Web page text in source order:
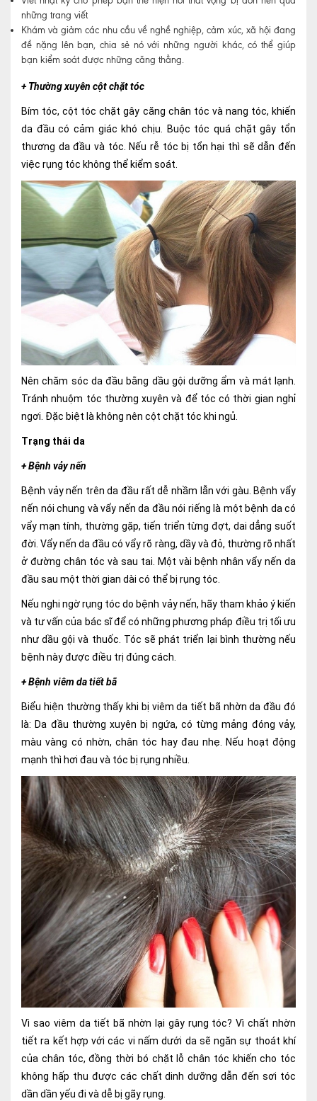
những trang viết
Khám và giảm các nhu cầu về nghề nghiệp, cảm xúc, xã hội đang
đề nặng lên bạn, chia sẻ nó với những người khác, có thể giúp
bạn kiểm soát được những căng thẳng.
+ Thường xuyên cột chặt tóc
Bím tóc, cột tóc chặt gây căng chân tóc và nang tóc, khiến
da đầu có cảm giác khó chịu. Buộc tóc quá chặt gây tổn
thương da đầu và tóc. Nếu rễ tóc bị tổn hại thì sẽ dẫn đến
việc rụng tóc không thể kiểm soát.
Nên chăm sóc da đầu bằng dầu gội dưỡng ẩm và mát lạnh.
Tránh nhuộm tóc thường xuyên và để tóc có thời gian nghỉ
ngơi. Đặc biệt là không nên cột chặt tóc khi ngủ.
Trạng thái da
+ Bệnh vảy nến
Bệnh vảy nến trên da đầu rất dễ nhầm lẫn với gàu. Bệnh vẩy
nến nói chung và vẩy nến da đầu nói riếng là một bệnh da có
vẩy mạn tính, thường gặp, tiến triển từng đợt, dai dẳng suốt
đời. Vẩy nến da đầu có vẩy rõ ràng, dầy và đỏ, thường rõ nhất
ở đường chân tóc và sau tai. Một vài bệnh nhân vẩy nến da
đầu sau một thời gian dài có thể bị rụng tóc.
Nếu nghi ngờ rụng tóc do bệnh vảy nến, hãy tham khảo ý kiến
và tư vấn của bác sĩ để có những phương pháp điều trị tối ưu
như dầu gội và thuốc. Tóc sẽ phát triển lại bình thường nếu
bệnh này được điều trị đúng cách.
+ Bệnh viêm da tiết bã
Biểu hiện thường thấy khi bị viêm da tiết bã nhờn da đầu đó
là: Da đầu thường xuyên bị ngứa, có từng mảng đóng vảy,
màu vàng có nhờn, chân tóc hay đau nhẹ. Nếu hoạt động
mạnh thì hơi đau và tóc bị rụng nhiều.
Vì sao viêm da tiết bã nhờn lại gây rụng tóc? Vì chất nhờn
tiết ra kết hợp với các vi nấm dưới da sẽ ngăn sự thoát khí
của chân tóc, đồng thời bó chặt lỗ chân tóc khiến cho tóc
không hấp thu được các chất dinh dưỡng dẫn đến sơi tóc
dần dần yếu đi và dễ bị gãy rụng.